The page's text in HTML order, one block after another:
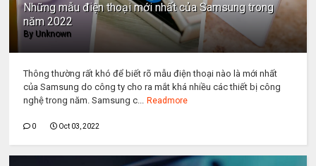
Những mẫu điện thoại mới nhất của Samsung trong
năm 2022
By Unknown
Thông thường rất khó để biết rõ mẫu điện thoại nào là mới nhất
của Samsung do công ty cho ra mắt khá nhiều các thiết bị công
nghệ trong năm. Samsung c... Readmore
0 Oct 03, 2022